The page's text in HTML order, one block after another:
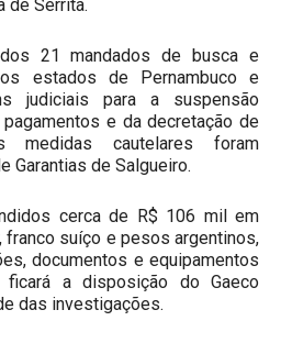
de Serrita.
21 mandados de busca e
estados de Pernambuco e
judiciais para a suspensão
e da decretação de
medidas cautelares foram
Garantias de Salgueiro.
cerca de R$ 106 mil em
franco suíço e pesos argentinos,
documentos e equipamentos
ficará a disposição do Gaeco
das investigações.